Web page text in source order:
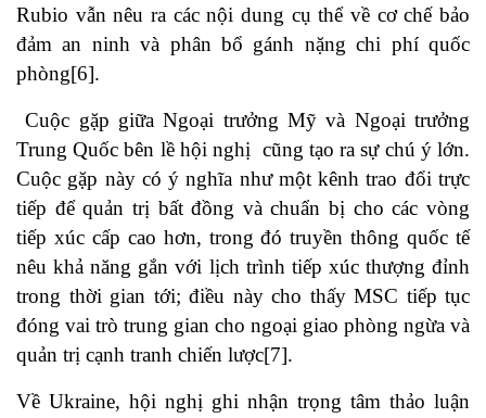
Rubio vẫn nêu ra các nội dung cụ thể về cơ chế bảo
đảm an ninh và phân bổ gánh nặng chi phí quốc
phòng[6].
Cuộc gặp giữa Ngoại trưởng Mỹ và Ngoại trưởng
Trung Quốc bên lề hội nghị cũng tạo ra sự chú ý lớn.
Cuộc gặp này có ý nghĩa như một kênh trao đổi trực
tiếp để quản trị bất đồng và chuẩn bị cho các vòng
tiếp xúc cấp cao hơn, trong đó truyền thông quốc tế
nêu khả năng gắn với lịch trình tiếp xúc thượng đỉnh
trong thời gian tới; điều này cho thấy MSC tiếp tục
đóng vai trò trung gian cho ngoại giao phòng ngừa và
quản trị cạnh tranh chiến lược[7].
Về Ukraine, hội nghị ghi nhận trọng tâm thảo luận